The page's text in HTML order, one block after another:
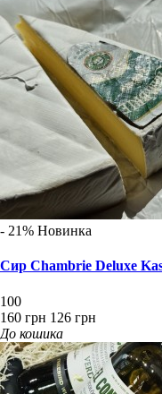
- 21% Новинка
Сир Chambrie Deluxe
100
160 грн 126 грн
До кошика